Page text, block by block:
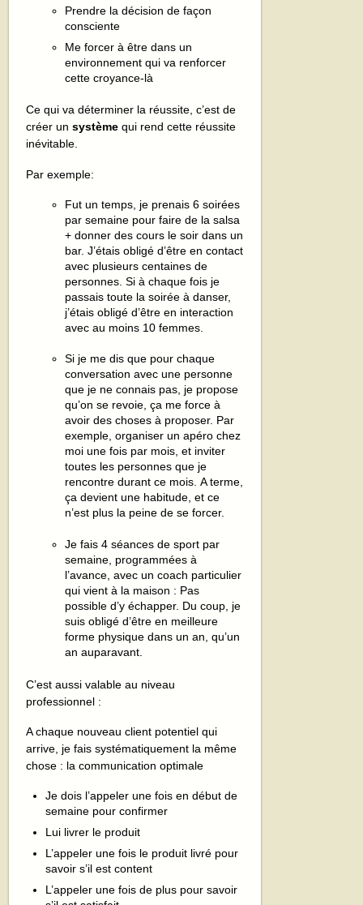
Prendre la décision de façon
consciente
Me forcer à être dans un
environnement qui va renforcer
cette croyance-là
Ce qui va déterminer la réussite, c’est de
créer unsystème qui rend cette réussite
inévitable.
Par exemple:
Fut un temps, je prenais 6 soirées
par semaine pour faire de la salsa
+ donner des cours le soir dans un
bar. J’étais obligé d’être en contact
avec plusieurs centaines de
personnes. Si à chaque fois je
passais toute la soirée à danser,
j’étais obligé d’être en interaction
avec au moins 10 femmes.
Si je me dis que pour chaque
conversation avec une personne
que je ne connais pas, je propose
qu’on se revoie, ça me force à
avoir des choses à proposer. Par
exemple, organiser un apéro chez
moi une fois par mois, et inviter
toutes les personnes que je
rencontre durant ce mois. A terme,
ça devient une habitude, et ce
n’est plus la peine de se forcer.
Je fais 4 séances de sport par
semaine, programmées à
l’avance, avec un coach particulier
qui vient à la maison : Pas
possible d’y échapper. Du coup, je
suis obligé d’être en meilleure
forme physique dans un an, qu’un
an auparavant.
C’est aussi valable au niveau
professionnel :
A chaque nouveau client potentiel qui
arrive, je fais systématiquement la même
chose : la communication optimale
Je dois l’appeler une fois en début de
semaine pour confirmer
Lui livrer le produit
L’appeler une fois le produit livré pour
savoir s’il est content
L’appeler une fois de plus pour savoir